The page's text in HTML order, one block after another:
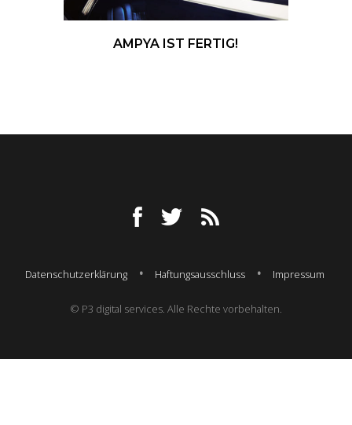
AMPYA IST FERTIG!
Datenschutzerklärung Haftungsausschluss Impressum
© P3 digital services. Alle Rechte vorbehalten.